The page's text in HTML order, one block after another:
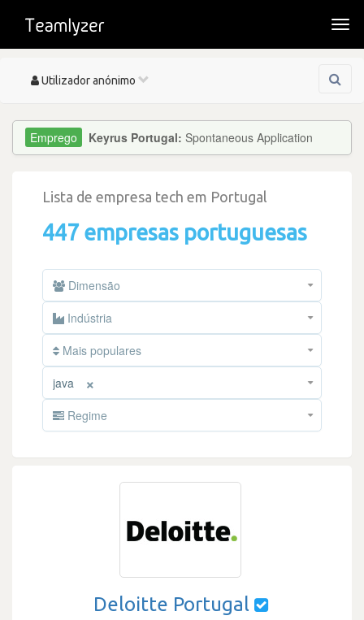
Toggle
Utilizador anónimo
Keyrus Portugal: Spontaneous Application
Lista de empresa tech em Portugal
447 empresas portuguesas
Dimensão
Indústria
Mais populares
×
java
Regime
Deloitte Portugal